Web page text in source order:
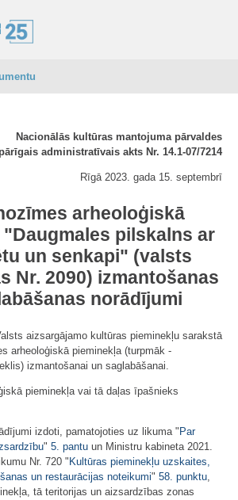
Nacionālās kultūras mantojuma pārvaldes
administratīvais akts Nr. 14.1-07/7214
Rīgā 2023. gada 15. septembrī
arheoloģiskā
pilskalns ar
un senkapi" (valsts
Nr. 2090) izmantošanas
norādījumi
aizsargājamo kultūras pieminekļu sarakstā
arheoloģiskā pieminekļa (turpmāk -
izmantošanai un saglabāšanai.
pieminekļa vai tā daļas īpašnieks
izdoti, pamatojoties uz likuma " Par
" 5. pantu un Ministru kabineta 2021.
Nr. 720 " Kultūras pieminekļu uzskaites,
un restaurācijas noteikumi" 58. punktu,
tā teritorijas un aizsardzības zonas